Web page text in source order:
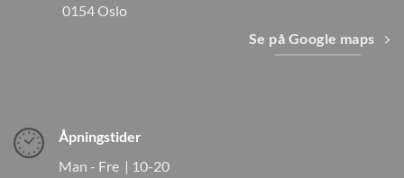
0154 Oslo
Se på Google maps
Åpningstider
Man - Fre | 10-20